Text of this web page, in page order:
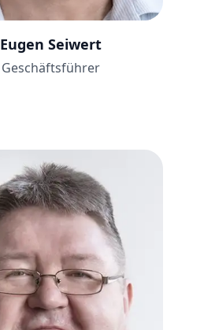
Eugen Seiwert
Geschäftsführer